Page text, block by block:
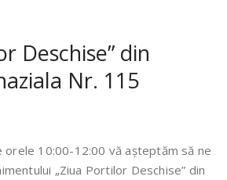
Deschise” din
Nr. 115
10:00-12:00 vă așteptăm să ne
„Ziua Portilor Deschise” din